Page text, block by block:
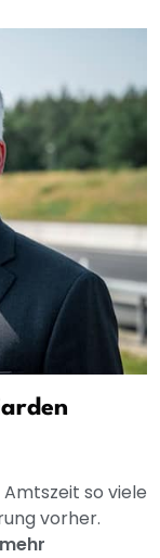
so viele
vorher.
mehr